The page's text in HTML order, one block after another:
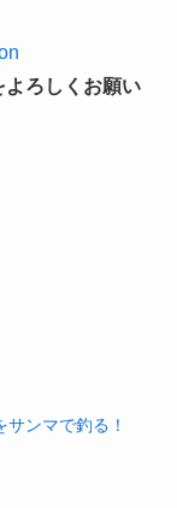
よろしくお願い
サンマで釣る！